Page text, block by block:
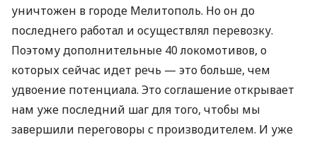
уничтожен в городе Мелитополь. Но он до
последнего работал и осуществлял перевозку.
Поэтому дополнительные 40 локомотивов, о
которых сейчас идет речь — это больше, чем
удвоение потенциала. Это соглашение открывает
нам уже последний шаг для того, чтобы мы
завершили переговоры с производителем. И уже